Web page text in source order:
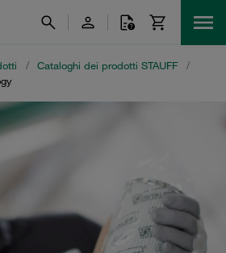
/ Cataloghi dei prodotti STAUFF
/